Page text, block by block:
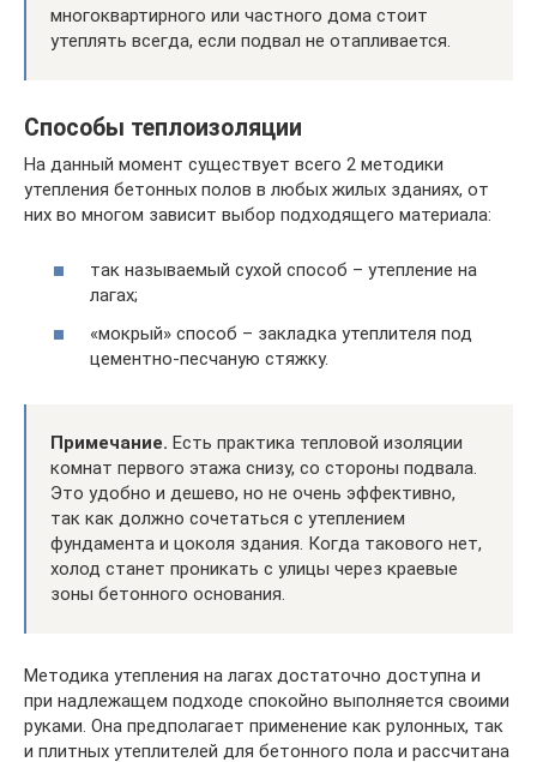
многоквартирного или частного дома стоит
утеплять всегда, если подвал не отапливается.
Способы теплоизоляции
На данный момент существует всего 2 методики
утепления бетонных полов в любых жилых зданиях, от
них во многом зависит выбор подходящего материала:
так называемый сухой способ – утепление на
лагах;
«мокрый» способ – закладка утеплителя под
цементно-песчаную стяжку.
Примечание. Есть практика тепловой изоляции
комнат первого этажа снизу, со стороны подвала.
Это удобно и дешево, но не очень эффективно,
так как должно сочетаться с утеплением
фундамента и цоколя здания. Когда такового нет,
холод станет проникать с улицы через краевые
зоны бетонного основания.
Методика утепления на лагах достаточно доступна и
при надлежащем подходе спокойно выполняется своими
руками. Она предполагает применение как рулонных, так
и плитных утеплителей для бетонного пола и рассчитана